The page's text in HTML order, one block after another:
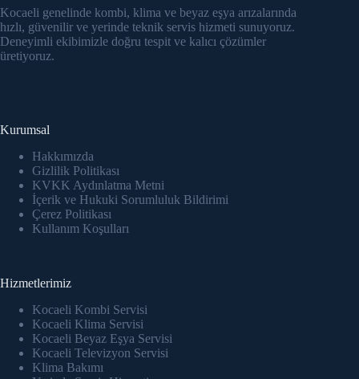
panel
Panel
panel
panel
panel
panel
panel
panel
Kocaeli genelinde kombi, klima ve beyaz eşya arızalarında
hızlı, güvenilir ve yerinde teknik servis hizmeti sunuyoruz.
Deneyimli ekibimizle doğru tespit ve kalıcı çözümler
üretiyoruz.
Kurumsal
Hakkımızda
Gizlilik Politikası
KVKK Aydınlatma Metni
İçerik ve Hukuki Sorumluluk Bildirimi
Çerez Politikası
Kullanım Koşulları
Hizmetlerimiz
Kocaeli Kombi Servisi
Kocaeli Klima Servisi
Kocaeli Beyaz Eşya Servisi
Kocaeli Televizyon Servisi
Klima Bakımı